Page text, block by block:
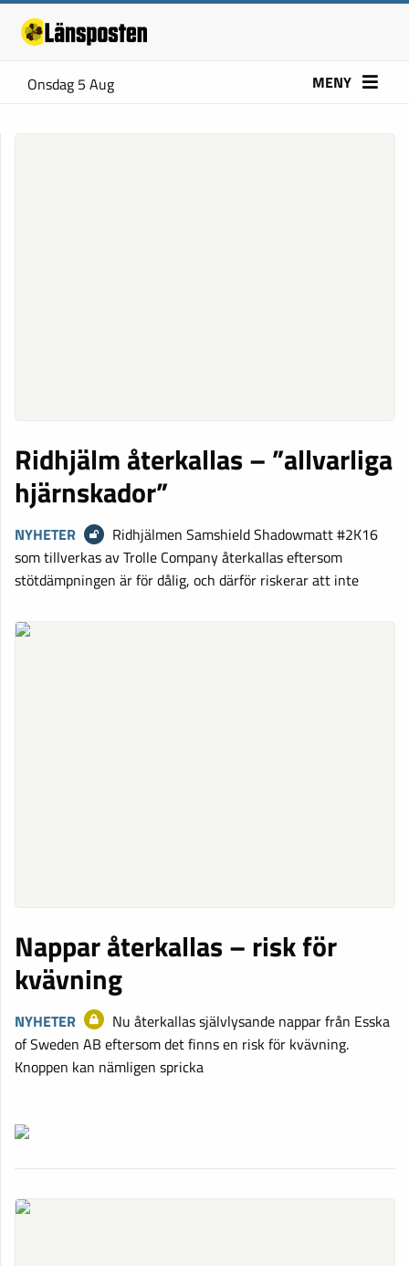
Onsdag 5 Aug MENY
Ridhjälm återkallas – ”allvarliga
hjärnskador”
NYHETER
Ridhjälmen Samshield Shadowmatt #2K16
som tillverkas av Trolle Company återkallas eftersom
stötdämpningen är för dålig, och därför riskerar att inte
Nappar återkallas – risk för
kvävning
NYHETER
Nu återkallas självlysande nappar från Esska
of Sweden AB eftersom det finns en risk för kvävning.
Knoppen kan nämligen spricka